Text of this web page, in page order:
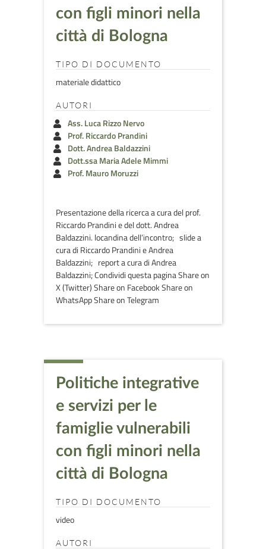
con figli minori nella
città di Bologna
TIPO DI DOCUMENTO
materiale didattico
AUTORI
Ass. Luca Rizzo Nervo
Prof. Riccardo Prandini
Dott. Andrea Baldazzini
Dott.ssa Maria Adele Mimmi
Prof. Mauro Moruzzi
Presentazione della ricerca a cura del prof.
Riccardo Prandini e del dott. Andrea
Baldazzini. locandina dell’incontro; slide a
cura di Riccardo Prandini e Andrea
Baldazzini; report a cura di Andrea
Baldazzini; Condividi questa pagina Share on
X (Twitter) Share on Facebook Share on
WhatsApp Share on Telegram
Politiche integrative
e servizi per le
famiglie vulnerabili
con figli minori nella
città di Bologna
TIPO DI DOCUMENTO
video
AUTORI